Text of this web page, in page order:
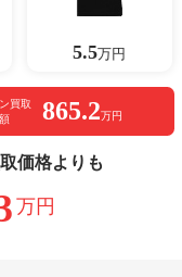
5.5万円
買取
865.2万円
価格よりも
万円